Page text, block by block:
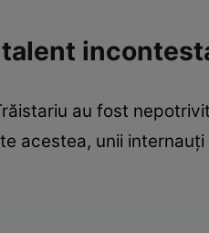
au fost
acestea, unii